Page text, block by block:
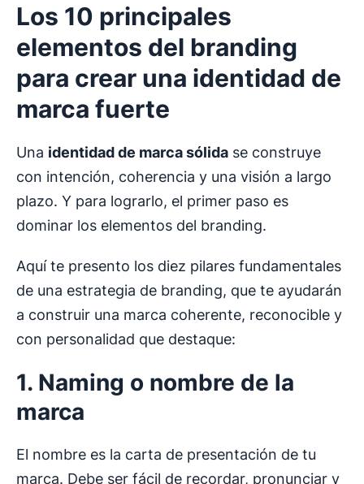
Los 10 principales
elementos del branding
para crear una identidad de
marca fuerte
Una identidad de marca sólida se construye
con intención, coherencia y una visión a largo
plazo. Y para lograrlo, el primer paso es
dominar los elementos del branding.
Aquí te presento los diez pilares fundamentales
de una estrategia de branding, que te ayudarán
a construir una marca coherente, reconocible y
con personalidad que destaque:
1. Naming o nombre de la
marca
El nombre es la carta de presentación de tu
marca. Debe ser fácil de recordar, pronunciar y